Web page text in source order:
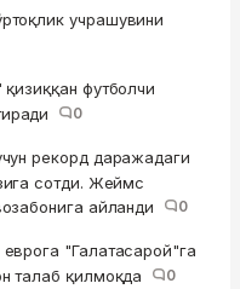
учрашувини
футболчи
0
рекорд даражадаги
сотди. Жеймс
айланди
0
"Галатасарой"га
талаб қилмоқда
0